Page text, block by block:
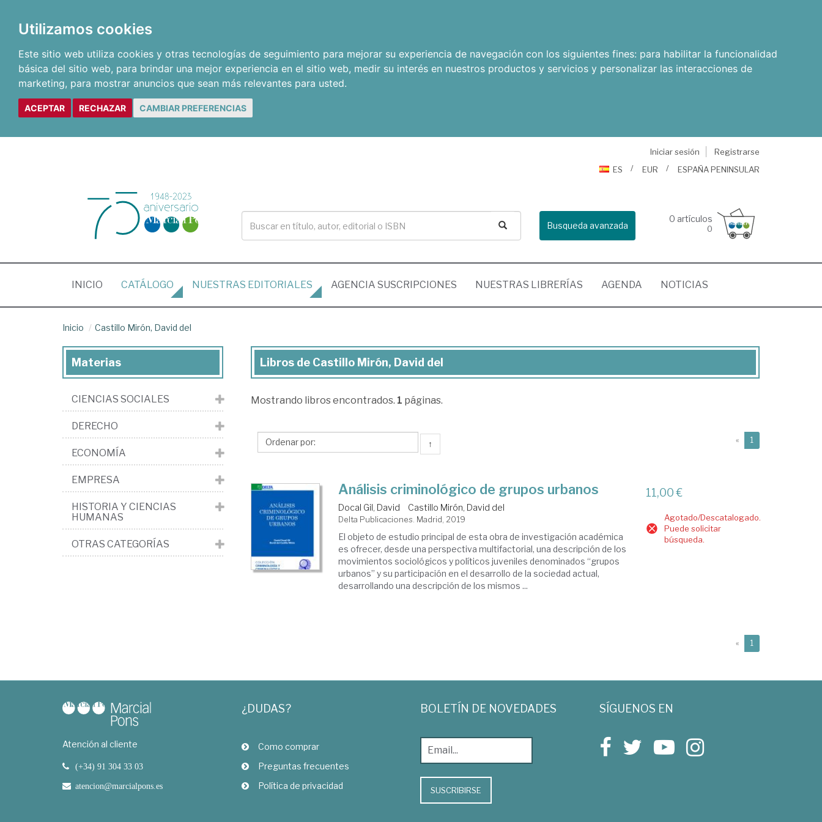
Utilizamos cookies
Este sitio web utiliza cookies y otras tecnologías de seguimiento para mejorar su experiencia de navegación con los siguientes fines: para habilitar la funcionalidad
básica del sitio web, para brindar una mejor experiencia en el sitio web, medir su interés en nuestros productos y servicios y personalizar las interacciones de
marketing, para mostrar anuncios que sean más relevantes para usted.
ACEPTAR RECHAZAR CAMBIAR PREFERENCIAS
Iniciar sesión
Registrarse
ES
EUR ESPAÑA PENINSULAR
Busqueda avanzada
0 artículos
0
INICIO (CURRENT)
CATÁLOGO NUESTRAS EDITORIALES AGENCIA SUSCRIPCIONES NUESTRAS LIBRERÍAS AGENDA NOTICIAS
Inicio Castillo Mirón, David del
Libros
Castillo
David
Libros de Castillo Mirón, David del
Mostrando libros encontrados. 1 páginas.
↑ « 1
Análisis criminológico de grupos urbanos
Docal Gil, David Castillo Mirón, David del
Delta Publicaciones. Madrid, 2019
El objeto de estudio principal de esta obra de investigación académica
es ofrecer, desde una perspectiva multifactorial, una descripción de los
movimientos sociológicos y políticos juveniles denominados “grupos
urbanos” y su participación en el desarrollo de la sociedad actual,
desarrollando una descripción de los mismos ...
11,00 €
Agotado/Descatalogado.
Puede solicitar
búsqueda.
« 1
Materias
CIENCIAS SOCIALES
DERECHO
ECONOMÍA
EMPRESA
HISTORIA Y CIENCIAS
HUMANAS
OTRAS CATEGORÍAS
Atención al cliente
(+34) 91 304 33 03
atencion@marcialpons.es
¿DUDAS?
Como comprar
Preguntas frecuentes
Política de privacidad
BOLETÍN DE NOVEDADES
SUSCRIBIRSE
SÍGUENOS EN